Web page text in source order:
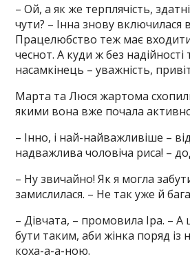
– Ой, а як же терплячість,
чути? – Інна знову включилася в
Працелюбство теж має
чеснот. А куди ж без надійності
насамкінець – уважність,
Марта та Люся жартома
якими вона вже почала
– Інно, і най-найважливіше –
надважлива чоловіча риса! –
– Ну звичайно! Як я могла
замислилася. – Не так уже й
– Дівчата, – промовила Іра. –
бути таким, аби жінка поряд із
коха-а-а-ною.